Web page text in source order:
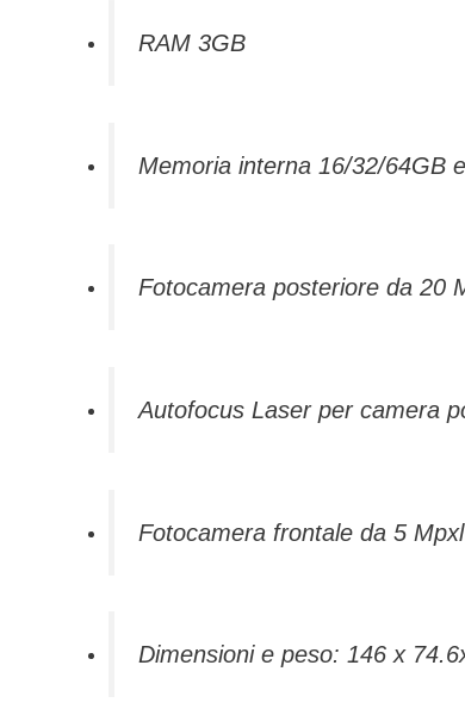
RAM 3GB
Memoria interna 16/32/64GB
Fotocamera posteriore da 20
Autofocus Laser per camera
Fotocamera frontale da 5 Mpxl
Dimensioni e peso: 146 x